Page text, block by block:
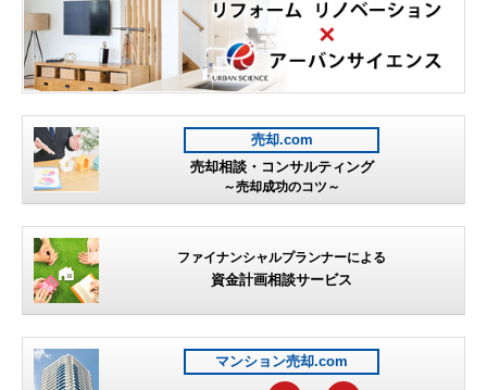
売却.com
売却相談・コンサルティング
～売却成功のコツ～
ファイナンシャルプランナーによる
資金計画相談サービス
マンション売却.com